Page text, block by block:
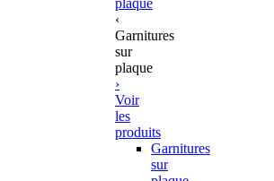
‹
Garnitures
sur
plaque
›
Voir
les
produits
Garnitures
sur